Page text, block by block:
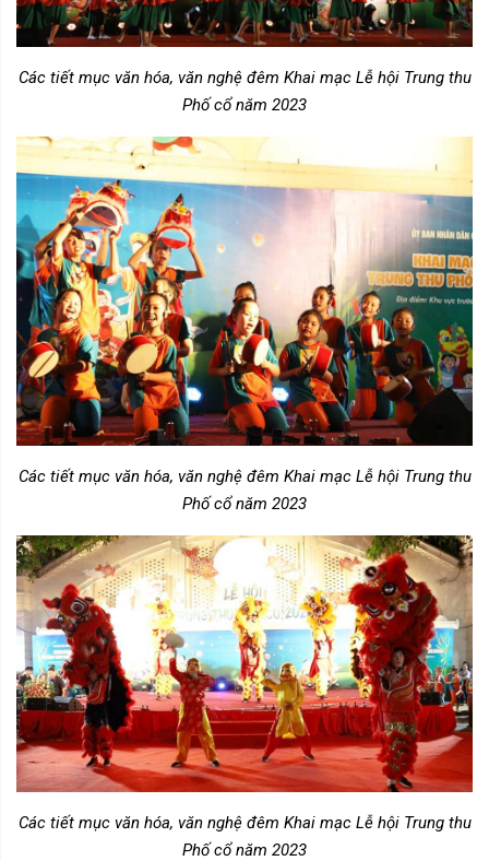
Các tiết mục văn hóa, văn nghệ đêm Khai mạc Lễ hội Trung thu
Phố cổ năm 2023
Các tiết mục văn hóa, văn nghệ đêm Khai mạc Lễ hội Trung thu
Phố cổ năm 2023
Các tiết mục văn hóa, văn nghệ đêm Khai mạc Lễ hội Trung thu
Phố cổ năm 2023